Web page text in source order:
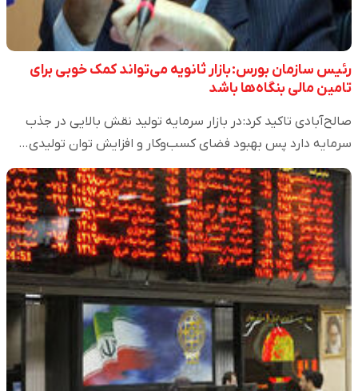
رئیس سازمان بورس: بازار ثانویه می‌تواند کمک خوبی برای
تامین مالی بنگاه‌ها باشد
صالح‌آبادی تاکید کرد: در بازار سرمایه تولید نقش بالایی در جذب
سرمایه دارد پس بهبود فضای کسب‌وکار و افزایش توان تولیدی…